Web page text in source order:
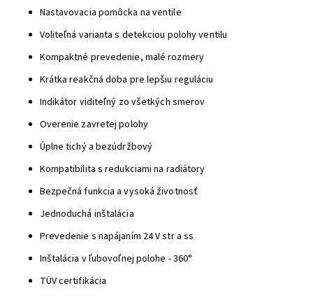
Nastavovacia pomôcka na ventile
Voliteľná varianta s detekciou polohy ventilu
Kompaktné prevedenie, malé rozmery
Krátka reakčná doba pre lepšiu reguláciu
Indikátor viditeľný zo všetkých smerov
Overenie zavretej polohy
Úplne tichý a bezúdržbový
Kompatibilita s redukciami na radiátory
Bezpečná funkcia a vysoká životnosť
Jednoduchá inštalácia
Prevedenie s napájaním 24 V str a ss
Inštalácia v ľubovoľnej polohe - 360°
TÜV certifikácia